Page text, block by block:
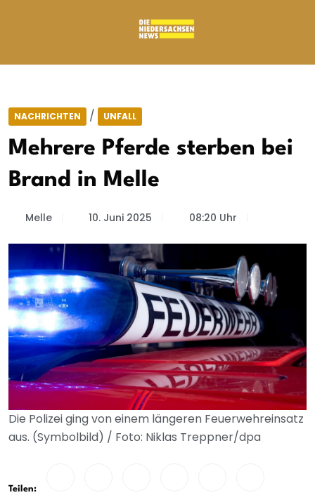
NACHRICHTEN / UNFALL
Mehrere Pferde sterben bei
Brand in Melle
Melle 10. Juni 2025 08:20 Uhr
Die Polizei ging von einem längeren Feuerwehreinsatz
aus. (Symbolbild) / Foto: Niklas Treppner/dpa
Teilen: